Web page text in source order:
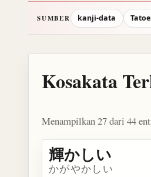
SUMBER kanji-data
Kosakata
Menampilkan 27 dari 44
輝かしい
かがやかしい